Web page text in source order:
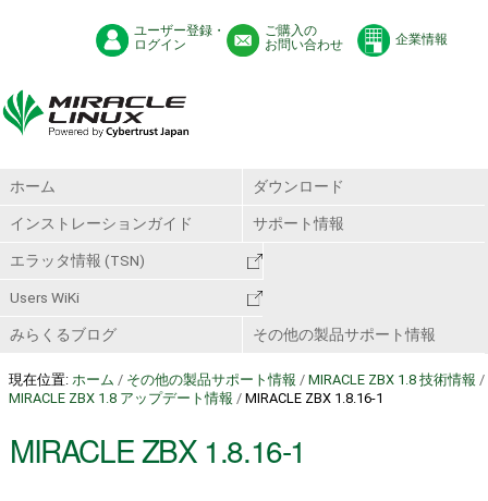
ユーザー登録・
ログイン
ご購入の
お問い合わせ
企業情報
ホーム ダウンロード
インストレーションガイド サポート情報
エラッタ情報 (TSN)
Users WiKi
みらくるブログ その他の製品サポート情報
現在位置: ホーム / その他の製品サポート情報 / MIRACLE ZBX 1.8 技術情報 /
MIRACLE ZBX 1.8 アップデート情報 / MIRACLE ZBX 1.8.16-1
MIRACLE ZBX 1.8.16-1